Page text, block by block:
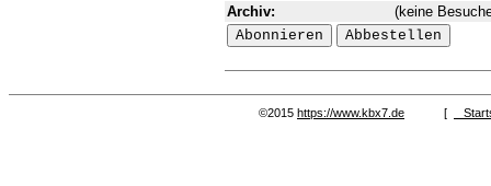
Archiv:
(keine
©2015 https://www.kbx7.de [